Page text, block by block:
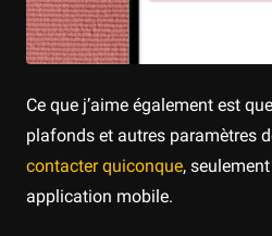
Ce que j’aime également est
plafonds et autres paramètres
contacter quiconque,
application mobile.